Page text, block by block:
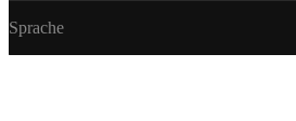
Sprache